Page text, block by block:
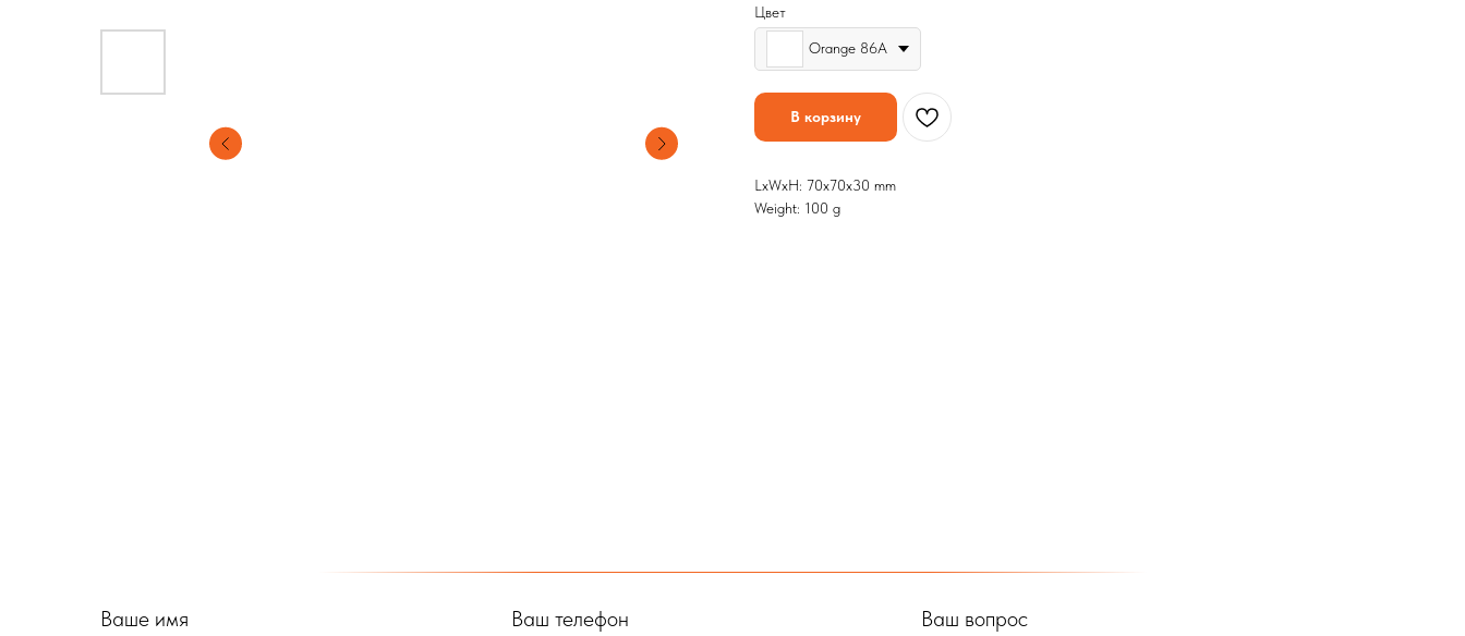
Цвет
Orange 86A
В корзину
LxWxH: 70x70x30 mm
Weight: 100 g
Ваше имя Ваш телефон Ваш вопрос